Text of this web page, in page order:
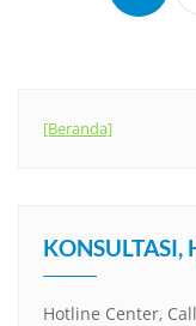
[Beranda]
Hotline Center,